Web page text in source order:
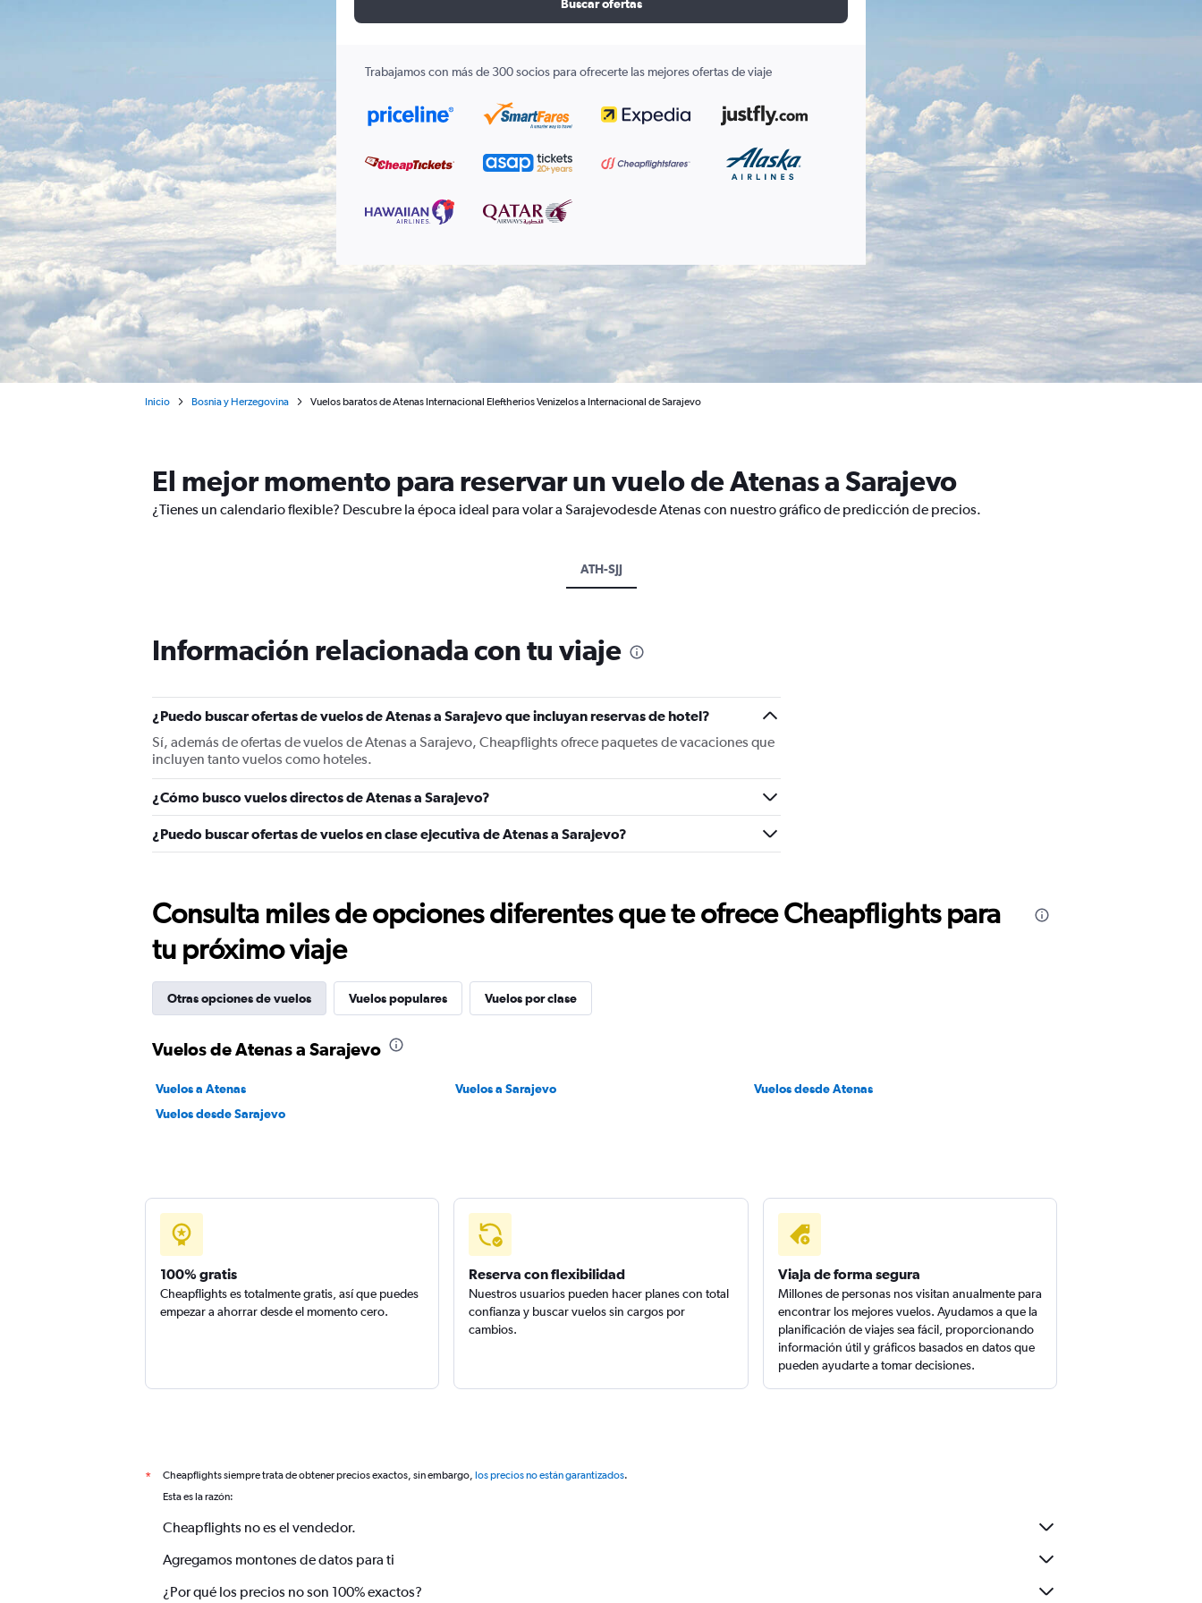
Buscar ofertas
Trabajamos con más de 300 socios para ofrecerte las mejores ofertas de viaje
Inicio Bosnia y Herzegovina Vuelos baratos de Atenas Internacional Eleftherios Venizelos a Internacional de Sarajevo
El mejor momento para reservar un vuelo de Atenas a Sarajevo
¿Tienes un calendario flexible? Descubre la época ideal para volar a Sarajevodesde Atenas con nuestro gráfico de predicción de precios.
ATH-SJJ
Información relacionada con tu viaje
¿Puedo buscar ofertas de vuelos de Atenas a Sarajevo que incluyan reservas de hotel?
Sí, además de ofertas de vuelos de Atenas a Sarajevo, Cheapflights ofrece paquetes de vacaciones que
incluyen tanto vuelos como hoteles.
¿Cómo busco vuelos directos de Atenas a Sarajevo?
¿Puedo buscar ofertas de vuelos en clase ejecutiva de Atenas a Sarajevo?
Consulta miles de opciones diferentes que te ofrece Cheapflights para
tu próximo viaje
Otras opciones de vuelos Vuelos populares Vuelos por clase
Vuelos de Atenas a Sarajevo
Vuelos a Atenas Vuelos a Sarajevo
Vuelos desde Atenas
Vuelos desde Sarajevo
100% gratis
Cheapflights es totalmente gratis, así que puedes
empezar a ahorrar desde el momento cero.
Reserva con flexibilidad
Nuestros usuarios pueden hacer planes con total
confianza y buscar vuelos sin cargos por
cambios.
Viaja de forma segura
Millones de personas nos visitan anualmente para
encontrar los mejores vuelos. Ayudamos a que la
planificación de viajes sea fácil, proporcionando
información útil y gráficos basados en datos que
pueden ayudarte a tomar decisiones.
* Cheapflights siempre trata de obtener precios exactos, sin embargo, los precios no están garantizados.
Esta es la razón:
Cheapflights no es el vendedor.
Agregamos montones de datos para ti
¿Por qué los precios no son 100% exactos?